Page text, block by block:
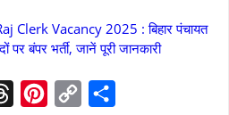
Clerk Vacancy 2025 : बिहार पंचायत
पर बंपर भर्ती, जानें पूरी जानकारी